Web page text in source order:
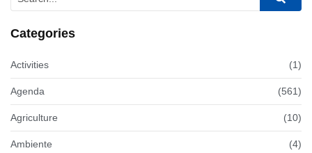
Categories
Activities (1)
Agenda (561)
Agriculture (10)
Ambiente (4)